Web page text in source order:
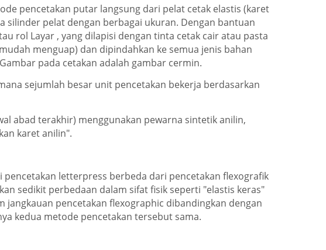
pencetakan putar langsung dari pelat cetak elastis (karet
silinder pelat dengan berbagai ukuran. Dengan bantuan
rol Layar , yang dilapisi dengan tinta cetak cair atau pasta
menguap) dan dipindahkan ke semua jenis bahan
pada cetakan adalah gambar cermin.
sejumlah besar unit pencetakan bekerja berdasarkan
abad terakhir) menggunakan pewarna sintetik anilin,
karet anilin".
letterpress berbeda dari pencetakan flexografik
sedikit perbedaan dalam sifat fisik seperti "elastis keras"
jangkauan pencetakan flexographic dibandingkan dengan
kedua metode pencetakan tersebut sama.